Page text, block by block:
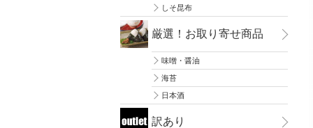
しそ昆布
厳選！お取り寄せ商品
味噌・醤油
海苔
日本酒
訳あり